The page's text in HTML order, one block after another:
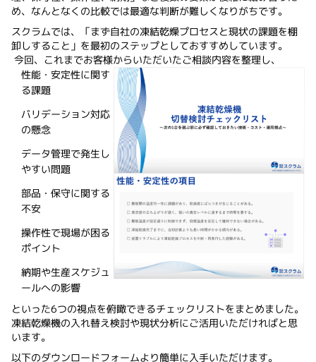
め、なんとなくの比較では最適な判断が難しくなりがちです。
スクラムでは、「まず自社の凍結乾燥プロセスと現状の課題を棚
卸しすること」を最初のステップとしておすすめしています。
今回、これまでお客様からいただいたご相談内容を整理し、
性能・安定性に関す
る課題
バリデーション対応
の懸念
データ管理で発生し
やすい問題
部品・保守に関する
不安
操作性で現場が困る
ポイント
納期や生産スケジュ
ールへの影響
といった6つの視点を俯瞰できるチェックリストをまとめました。
凍結乾燥機の入れ替え検討や現状分析にご活用いただければと思
います。
以下のダウンロードフォームより簡単に入手いただけます。